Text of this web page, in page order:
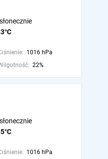
1016 hPa
22%
1016 hPa